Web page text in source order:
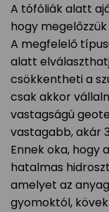
A tófóliák alatt
hogy
A megfelelő
alatt
csökkentheti a
csak akkor
vastagságú
vastagabb, akár
Ennek oka, hogy
hatalmas
amelyet az
gyomoktól,